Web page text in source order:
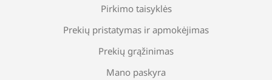
Pirkimo taisyklės
Prekių pristatymas ir apmokėjimas
Prekių grąžinimas
Mano paskyra